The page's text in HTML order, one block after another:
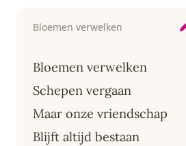
Bloemen verwelken
Bloemen verwelken
Schepen vergaan
Maar onze vriendschap
Blijft altijd bestaan